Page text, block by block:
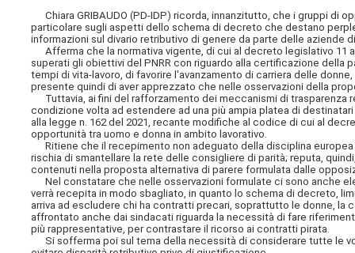
Chiara GRIBAUDO (PD-IDP) ricorda, innanzitutto, che i gruppi di
particolare sugli aspetti dello schema di decreto che destano
informazioni sul divario retributivo di genere da parte delle
Afferma che la normativa vigente, di cui al decreto legislativo 11
superati gli obiettivi del PNRR con riguardo alla certificazione
tempi di vita-lavoro, di favorire l'avanzamento di carriera delle
presente quindi di aver apprezzato che nelle osservazioni della
Tuttavia, ai fini del rafforzamento dei meccanismi di trasparenza
condizione volta ad estendere ad una più ampia platea di
alla legge n. 162 del 2021, recante modifiche al codice di cui al
opportunità tra uomo e donna in ambito lavorativo.
Ritiene che il recepimento non adeguato della disciplina europea
rischia di smantellare la rete delle consigliere di parità; reputa,
contenuti nella proposta alternativa di parere formulata dalle
Nel constatare che nelle osservazioni formulate ci sono anche
verrà recepita in modo sbagliato, in quanto lo schema di decreto,
arriva ad escludere chi ha contratti precari, soprattutto le donne, la
affrontato anche dai sindacati riguarda la necessità di fare
più rappresentative, per contrastare il ricorso ai contratti pirata.
Si sofferma poi sul tema della necessità di considerare tutte le